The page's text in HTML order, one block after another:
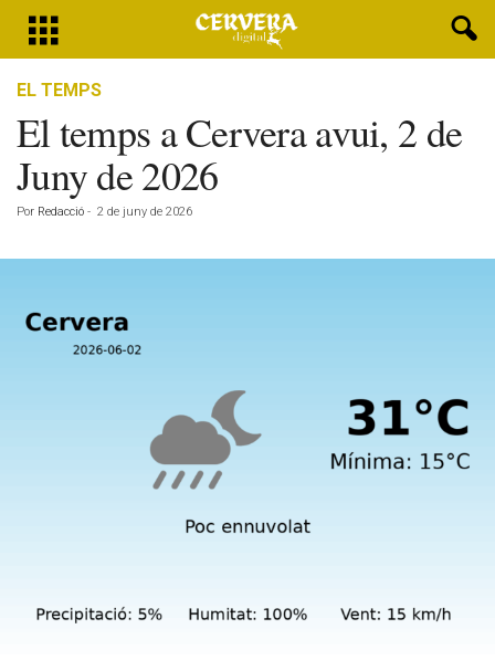
EL TEMPS
El temps a Cervera avui, 2 de
Juny de 2026
Por Redacció - 2 de juny de 2026